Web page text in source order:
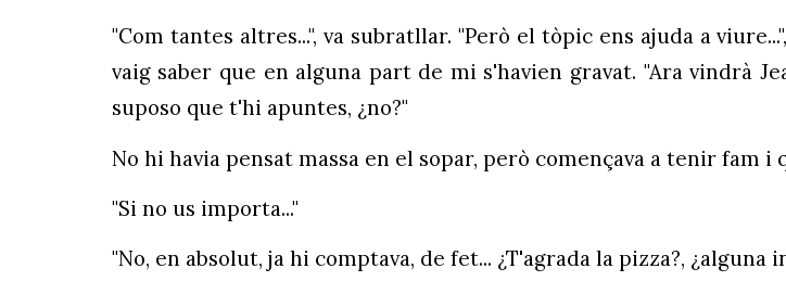
"Com tantes altres...", va subratllar. "Però el tòpic ens ajuda a
vaig saber que en alguna part de mi s'havien gravat. "Ara vindrà
suposo que t'hi apuntes, ¿no?"
No hi havia pensat massa en el sopar, però començava a tenir fam
"Si no us importa..."
"No, en absolut, ja hi comptava, de fet... ¿T'agrada la pizza?, ¿alguna